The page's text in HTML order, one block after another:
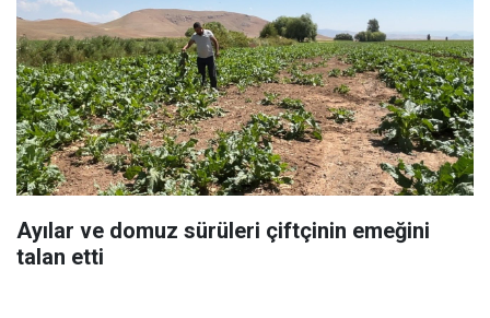
Ayılar ve domuz sürüleri çiftçinin emeğini
talan etti